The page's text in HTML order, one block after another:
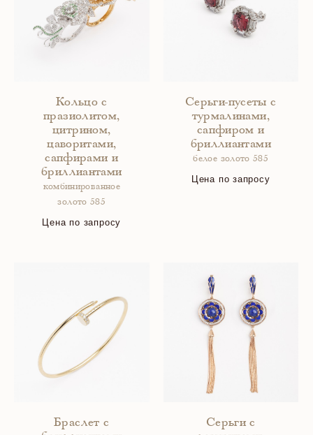
Кольцо с
празиолитом,
цитрином,
цаворитами,
сапфирами и
бриллиантами
комбинированное
золото 585
Цена по запросу
Серьги-пусеты с
турмалинами,
сапфиром и
бриллиантами
белое золото 585
Цена по запросу
Браслет с
Серьги с